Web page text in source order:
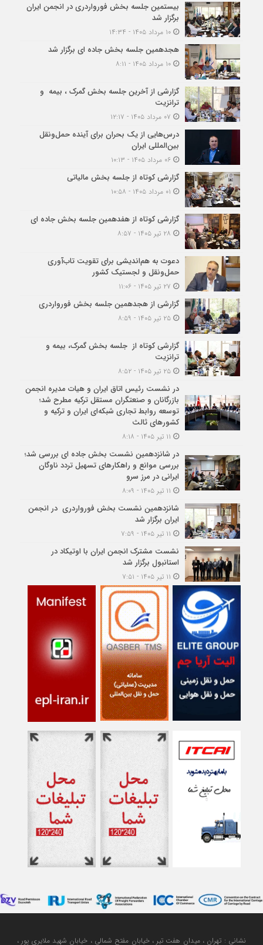
بیستمین جلسه بخش فورواردری در انجمن ایران
برگزار شد
۱۰ مرداد ۱۴۰۵ - ۱۴:۳۴
هجدهمین جلسه بخش جاده ای برگزار شد
۱۰ مرداد ۱۴۰۵ - ۸:۱۱
گزارشی از آخرین جلسه بخش گمرک ، بیمه و
ترانزیت
درس‌هایی از یک بحران برای آینده حمل‌ونقل
بین‌المللی ایران
گزارشی کوتاه از جلسه بخش مالیاتی
گزارشی کوتاه از هفدهمین جلسه بخش جاده ای
دعوت به هم‌اندیشی برای تقویت تاب‌آوری
حمل‌ونقل و لجستیک کشور
گزارشی از هجدهمین جلسه بخش فورواردری
۲۵ تیر ۱۴۰۵ - ۸:۵۹
گزارشی کوتاه از جلسه بخش گمرک، بیمه و
ترانزیت
۲۵ تیر ۱۴۰۵ - ۸:۵۲
در نشست رئیس اتاق ایران و هیات مدیره انجمن
بازرگانان و صنعتگران مستقل ترکیه مطرح شد؛
توسعه روابط تجاری شبکه‌ای ایران و ترکیه و
کشورهای ثالث
در شانزدهمین نشست بخش جاده ای بررسی شد؛
بررسی موانع و راهکارهای تسهیل تردد ناوگان
ایرانی در مرز سرو
شانزدهمین نشست بخش فورواردری در انجمن
ایران برگزار شد
نشست مشترک انجمن ایران با اوتیکاد در
استانبول برگزار شد
نشانی : تهران ، میدان هفت تیر ، خیابان مفتح شمالی ، خیابان شهید ملایری پور ،